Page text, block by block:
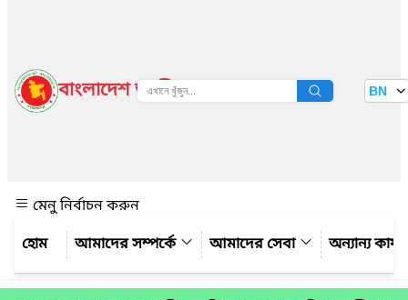
বাংলাদেশ জাতীয় তথ্য বাতায়ন BN
মেনু নির্বাচন করুন
আমাদের সম্পর্কে
আমাদের সেবা অন্যান্য